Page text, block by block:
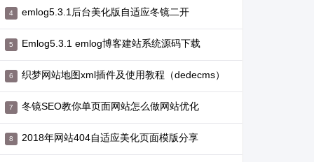
emlog5.3.1后台美化版自适应冬镜二开
Emlog5.3.1 emlog博客建站系统源码下载
织梦网站地图xml插件及使用教程（dedecms）
冬镜SEO教你单页面网站怎么做网站优化
2018年网站404自适应美化页面模版分享